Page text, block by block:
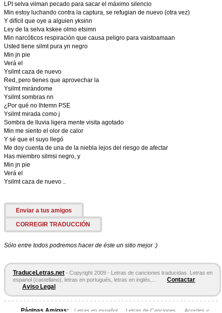
LPI selva viiman pecado para sacar el máximo silencio
Min estoy luchando contra la captura, se refugian de nuevo (otra vez)
Y difícil que oye a alguien yksinn
Ley de la selva kskee olmo etsimn
Min narcóticos respiración que causa peligro para vaistoamaan
Usted tiene silmt pura yn negro
Min jn pie
Verá el
Ysilmt caza de nuevo
Red, pero tienes que aprovechar la
Ysilmt mirándome
Ysilmt sombras nn
¿Por qué no lhtemn PSE
Ysilmt mirada como j
Sombra de lluvia ligera mente visita agotado
Min me siento el olor de calor
Y sé que el suyo llegó
Me doy cuenta de una de la niebla lejos del riesgo de afectar
Has miembro silmsi negro, y
Min jn pie
Verá el
Ysilmt caza de nuevo ..
Enviar a tus amigos
CORREGIR TRADUCCIÓN
Sólo entre todos podremos hacer de éste un sitio mejor :)
TraduceLetras.net - Copyright 2009 - Letras de canciones traducidas. Letras en
espanol (castellano), letras en portugués, letras en inglés,...
Contactar
Aviso Legal
Páginas Amigas: Letras en español Letras de Canciones Acordes y